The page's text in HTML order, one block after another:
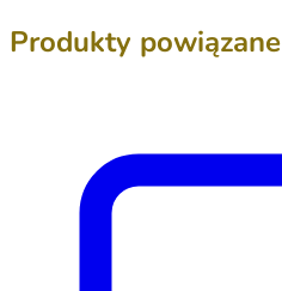
Produkty powiązane